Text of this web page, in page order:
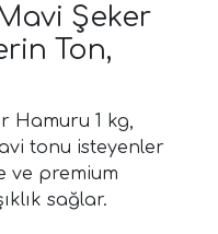
Şeker
Ton,
Hamuru 1 kg,
tonu isteyenler
ve premium
sağlar.